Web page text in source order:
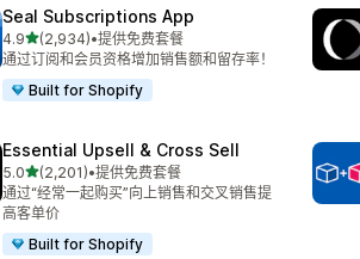
Seal Subscriptions App
4.9星（满分 5 星）
(2,934)
总共 2934 条评论
•提供免费套餐
通过订阅和会员资格增加销售额和留存率！
Built for Shopify
Essential Upsell & Cross Sell
5.0星（满分 5 星）
(2,201)
总共 2201 条评论
•提供免费套餐
通过“经常一起购买”向上销售和交叉销售提
高客单价
Built for Shopify